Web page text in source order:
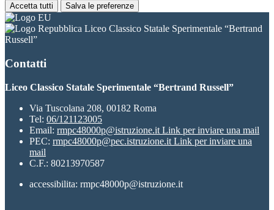
Accetta tutti Salva le preferenze
Liceo Classico Statale Sperimentale “Bertrand
Russell”
Contatti
Liceo Classico Statale Sperimentale “Bertrand Russell”
Via Tuscolana 208, 00182 Roma
Tel: 06/121123005
Email: rmpc48000p@istruzione.it Link per inviare una mail
PEC: rmpc48000p@pec.istruzione.it Link per inviare una
mail
C.F.: 80213970587
accessibilita: rmpc48000p@istruzione.it